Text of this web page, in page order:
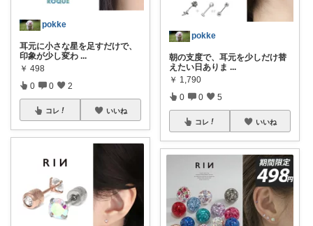
pokke
耳元に小さな星を足すだけで、
印象が少し変わ ...
￥ 498
0 0 2
コレ いいね
pokke
朝の支度で、耳元を少しだけ替
えたい日ありま ...
￥ 1,790
0 0 5
コレ いいね